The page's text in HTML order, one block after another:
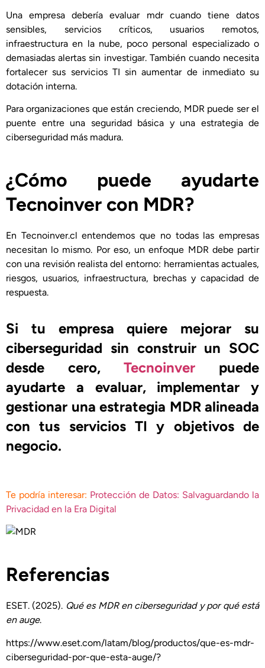
Una empresa debería evaluar mdr cuando tiene datos
sensibles, servicios críticos, usuarios remotos,
infraestructura en la nube, poco personal especializado o
demasiadas alertas sin investigar. También cuando necesita
fortalecer sus servicios TI sin aumentar de inmediato su
dotación interna.
Para organizaciones que están creciendo, MDR puede ser el
puente entre una seguridad básica y una estrategia de
ciberseguridad más madura.
¿Cómo puede ayudarte
Tecnoinver con MDR?
En Tecnoinver.cl entendemos que no todas las empresas
necesitan lo mismo. Por eso, un enfoque MDR debe partir
con una revisión realista del entorno: herramientas actuales,
riesgos, usuarios, infraestructura, brechas y capacidad de
respuesta.
Si tu empresa quiere mejorar su
ciberseguridad sin construir un SOC
desde cero,Tecnoinver puede
ayudarte a evaluar, implementar y
gestionar una estrategia MDR alineada
con tus servicios TI y objetivos de
negocio.
Te podría interesar: Protección de Datos: Salvaguardando la
Privacidad en la Era Digital
Referencias
ESET. (2025). Qué es MDR en ciberseguridad y por qué está
en auge.
https://www.eset.com/latam/blog/productos/que-es-mdr-
ciberseguridad-por-que-esta-auge/?